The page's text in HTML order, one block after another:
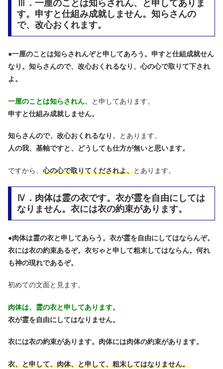
Ⅲ．一厘のことは知らされん、と申してありま
す。申すと仕組み成就しません。知らさんの
で、改心おくれます。
●一厘のことは知らされんぞと申してあろう。申すと仕組成就せん
なり。知らさんので、改心おくれるなり、心の心で取りて下され
よ。
一厘のことは知らされん、
と申してあります。
申すと仕組み成就しません。
知らさんので、改心おくれるなり、
とあります。
人の我、基軸ですと、どうしても仕方が無いと思います。
ですから、 心の心で取りてくだされよ、とあります。
Ⅳ．肉体は霊の衣です。衣が霊を自由にしては
なりません。衣には衣の約束があります。
●肉体は霊の衣と申してあらう。衣が霊を自由にしてはならんぞ。
衣には衣の約束あるぞ。衣ぢゃと申して粗末してはならん。何れ
も神の現れであるぞ。
初めての文面と見ます。
肉体は、霊の衣と申してあります。
衣が霊を自由にしてはなりません。
衣には衣の約束があります。肉体には肉体の約束があります。
衣、と申して、肉体、と申して、粗末してはなりません。